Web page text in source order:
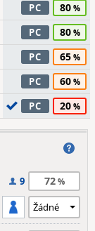
PC 80
PC 80
PC 65
PC 60
PC 20
9 72